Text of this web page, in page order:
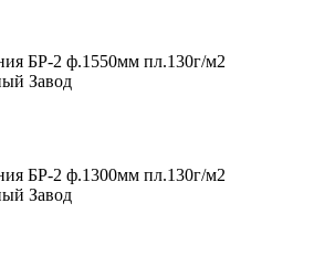
БР-2 ф.1550мм пл.130г/м2
Завод
БР-2 ф.1300мм пл.130г/м2
Завод